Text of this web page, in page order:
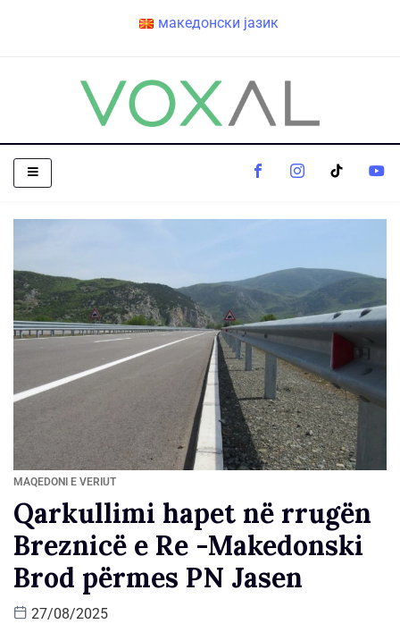
македонски јазик
MAQEDONI E VERIUT
Qarkullimi hapet në rrugën
Breznicë e Re -Makedonski
Brod përmes PN Jasen
27/08/2025